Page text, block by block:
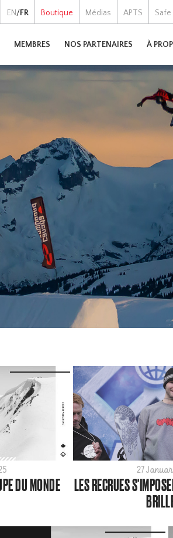
EN/FR Boutique Médias APTS
MEMBRES NOS PARTENAIRES À
DU MONDE
27
LES RECRUES